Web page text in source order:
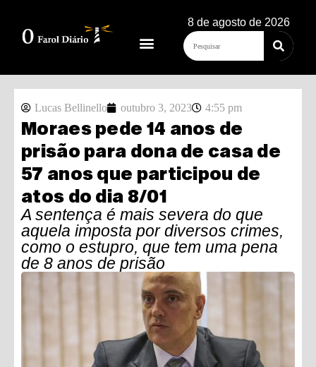
8 de agosto de 2026
Lucas Bellinello outubro 3, 2023 4:55 pm
Moraes pede 14 anos de
prisão para dona de casa de
57 anos que participou de
atos do dia 8/01
A sentença é mais severa do que
aquela imposta por diversos crimes,
como o estupro, que tem uma pena
de 8 anos de prisão